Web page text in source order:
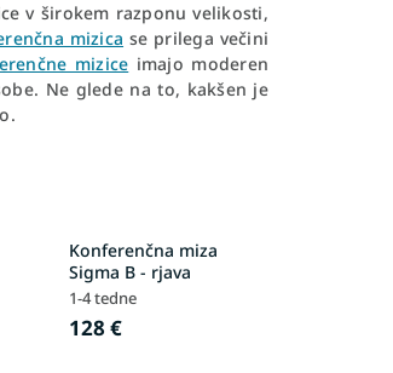
v širokem razponu velikosti,
mizica se prilega večini
mizice imajo moderen
Ne glede na to, kakšen je
Konferenčna miza
Sigma B - rjava
1-4 tedne
128 €